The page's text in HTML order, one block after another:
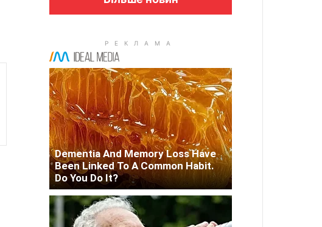
Dementia And Memory Loss Have
Been Linked To A Common Habit.
Do You Do It?